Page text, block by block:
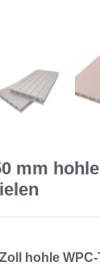
mm
hohle